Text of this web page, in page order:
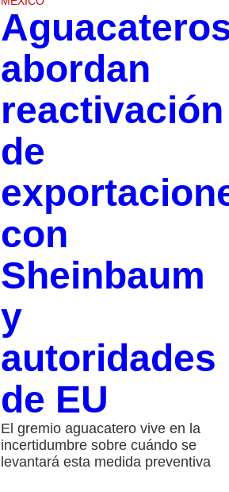
abordan
reactivación
de
con
Sheinbaum
y
autoridades
de EU
El gremio aguacatero vive en la
incertidumbre sobre cuándo se
levantará esta medida preventiva